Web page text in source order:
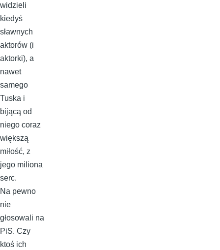
widzieli
kiedyś
sławnych
aktorów (i
aktorki), a
nawet
samego
Tuska i
bijącą od
niego coraz
większą
miłość, z
jego miliona
serc.
Na pewno
nie
głosowali na
PiS. Czy
ktoś ich